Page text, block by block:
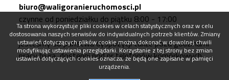
biuro@waligoranieruchomosci.pl
czynne od poniedziałku do piątku 8:00 - 17:00
jesteśmy do państwa dyspozycji także poza godzinami
pracy biura, dostępni pod nr telefonów komórkowych
Ta strona wykorzystuje pliki cookies w celach statystycznych oraz w celu
dostosowania naszych serwisów do indywidualnych potrzeb klientów. Zmiany
ustawień dotyczących plików cookie można dokonać w dowolnej chwili
modyfikując ustawienia przeglądarki. Korzystanie z tej strony bez zmian
ustawień dotyczących cookies oznacza, że będą one zapisane w pamięci
urządzenia.